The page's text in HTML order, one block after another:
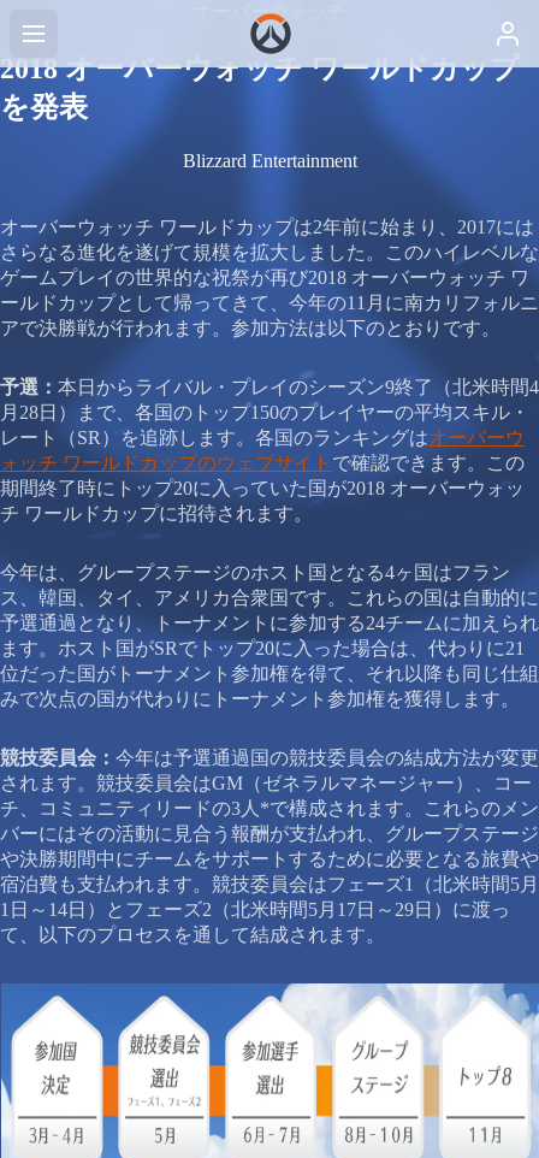
オーバーウォッチ
2018 オーバーウォッチ ワールドカップ
を発表
Blizzard Entertainment
オーバーウォッチ ワールドカップは2年前に始まり、2017には
さらなる進化を遂げて規模を拡大しました。このハイレベルな
ゲームプレイの世界的な祝祭が再び2018 オーバーウォッチ ワ
ールドカップとして帰ってきて、今年の11月に南カリフォルニ
アで決勝戦が行われます。参加方法は以下のとおりです。
予選： 本日からライバル・プレイのシーズン9終了（北米時間4
月28日）まで、各国のトップ150のプレイヤーの平均スキル・
レート（SR）を追跡します。各国のランキングはオーバーウ
ォッチ ワールドカップのウェブサイト で確認できます。この
期間終了時にトップ20に入っていた国が2018 オーバーウォッ
チ ワールドカップに招待されます。
今年は、グループステージのホスト国となる4ヶ国はフラン
ス、韓国、タイ、アメリカ合衆国です。これらの国は自動的に
予選通過となり、トーナメントに参加する24チームに加えられ
ます。ホスト国がSRでトップ20に入った場合は、代わりに21
位だった国がトーナメント参加権を得て、それ以降も同じ仕組
みで次点の国が代わりにトーナメント参加権を獲得します。
競技委員会： 今年は予選通過国の競技委員会の結成方法が変更
されます。競技委員会はGM（ゼネラルマネージャー）、コー
チ、コミュニティリードの3人*で構成されます。これらのメン
バーにはその活動に見合う報酬が支払われ、グループステージ
や決勝期間中にチームをサポートするために必要となる旅費や
宿泊費も支払われます。競技委員会はフェーズ1（北米時間5月
1日～14日）とフェーズ2（北米時間5月17日～29日）に渡っ
て、以下のプロセスを通して結成されます。